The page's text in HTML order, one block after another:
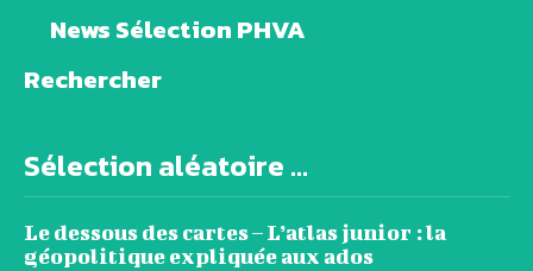
News Sélection PHVA
Rechercher
Sélection aléatoire ...
Le dessous des cartes – L’atlas junior : la
géopolitique expliquée aux ados